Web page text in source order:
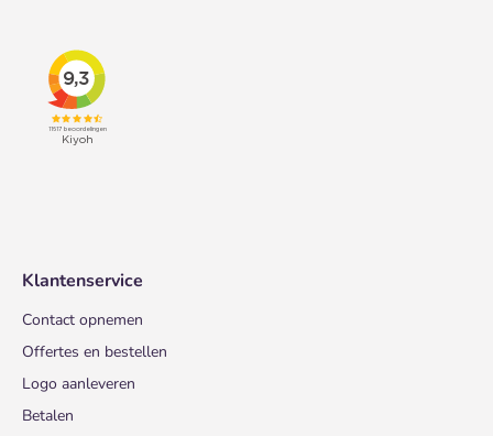
Klantenservice
Contact opnemen
Offertes en bestellen
Logo aanleveren
Betalen